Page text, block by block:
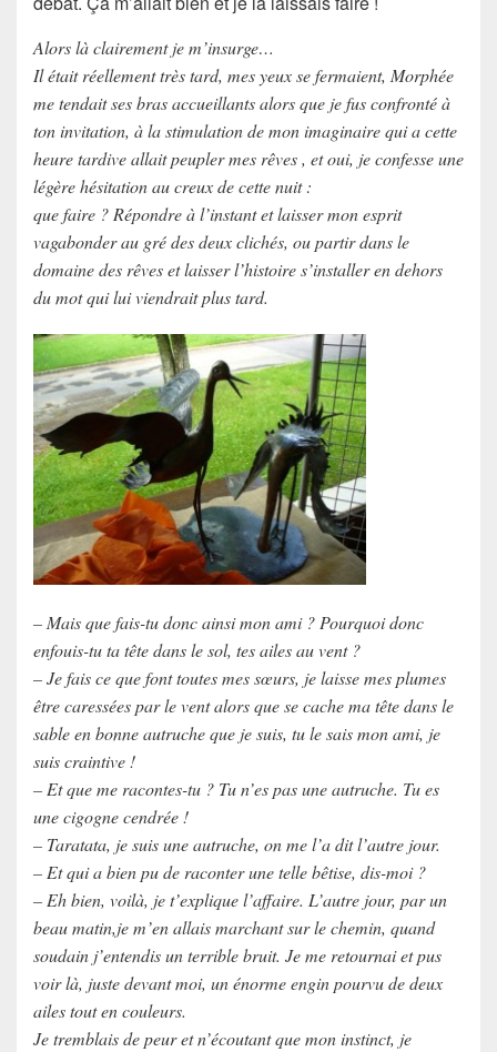
Alors là clairement je m’insurge…
Il était réellement très tard, mes yeux se fermaient, Morphée
me tendait ses bras accueillants alors que je fus confronté à
ton invitation, à la stimulation de mon imaginaire qui a cette
heure tardive allait peupler mes rêves , et oui, je confesse une
légère hésitation au creux de cette nuit :
que faire ? Répondre à l’instant et laisser mon esprit
vagabonder au gré des deux clichés, ou partir dans le
domaine des rêves et laisser l’histoire s’installer en dehors
du mot qui lui viendrait plus tard.
– Mais que fais-tu donc ainsi mon ami ? Pourquoi donc
enfouis-tu ta tête dans le sol, tes ailes au vent ?
– Je fais ce que font toutes mes sœurs, je laisse mes plumes
être caressées par le vent alors que se cache ma tête dans le
sable en bonne autruche que je suis, tu le sais mon ami, je
suis craintive !
– Et que me racontes-tu ? Tu n’es pas une autruche. Tu es
une cigogne cendrée !
– Taratata, je suis une autruche, on me l’a dit l’autre jour.
– Et qui a bien pu de raconter une telle bêtise, dis-moi ?
– Eh bien, voilà, je t’explique l’affaire. L’autre jour, par un
beau matin,je m’en allais marchant sur le chemin, quand
soudain j’entendis un terrible bruit. Je me retournai et pus
voir là, juste devant moi, un énorme engin pourvu de deux
ailes tout en couleurs.
Je tremblais de peur et n’écoutant que mon instinct, je